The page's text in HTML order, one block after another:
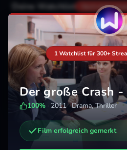
Deine Watchlist Noch nicht
Hinzufügen
Weitere Trailer, die dich
1 Watchlist für 300+
Der große Crash
100% · 2011 · Drama, Thriller
Film erfolgreich gemerkt